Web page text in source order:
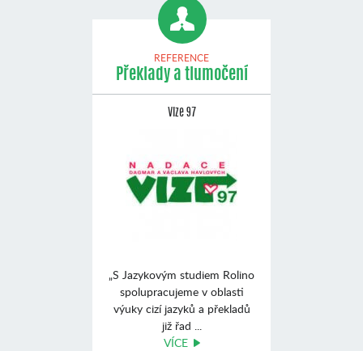
REFERENCE
Překlady a tlumočení
Vize 97
„S Jazykovým studiem Rolino
spolupracujeme v oblasti
výuky cizí jazyků a překladů
již řad ...
VÍCE